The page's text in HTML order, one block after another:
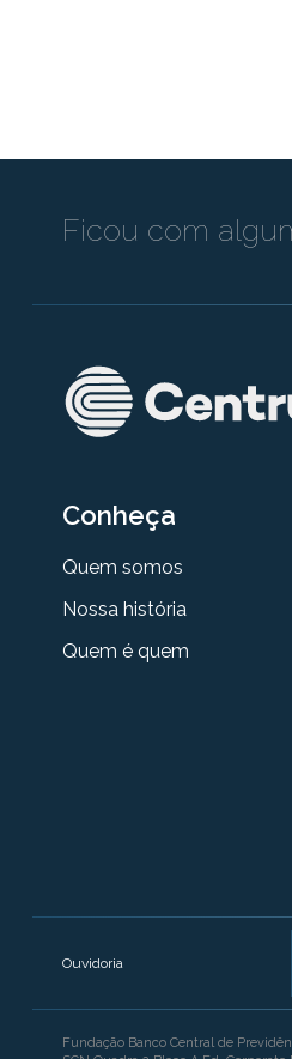
Ficou com
Conheça
Quem somos
Nossa história
Quem é quem
Ouvidoria
Fundação Banco Central de